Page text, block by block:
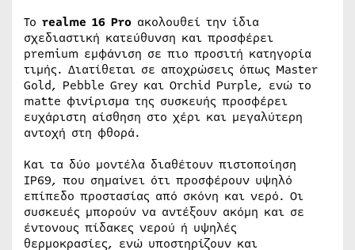
Το realme 16 Pro ακολουθεί την ίδια
σχεδιαστική κατεύθυνση και προσφέρει
premium εμφάνιση σε πιο προσιτή κατηγορία
τιμής. Διατίθεται σε αποχρώσεις όπως Master
Gold, Pebble Grey και Orchid Purple, ενώ το
matte φινίρισμα της συσκευής προσφέρει
ευχάριστη αίσθηση στο χέρι και μεγαλύτερη
αντοχή στη φθορά.
Και τα δύο μοντέλα διαθέτουν πιστοποίηση
IP69, που σημαίνει ότι προσφέρουν υψηλό
επίπεδο προστασίας από σκόνη και νερό. Οι
συσκευές μπορούν να αντέξουν ακόμη και σε
έντονους πίδακες νερού ή υψηλές
θερμοκρασίες, ενώ υποστηρίζουν και